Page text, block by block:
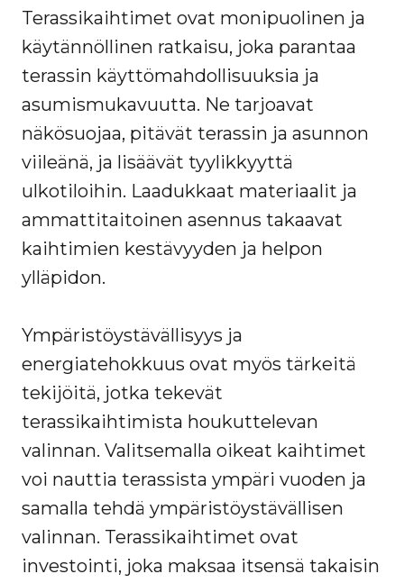
Terassikaihtimet ovat monipuolinen ja
käytännöllinen ratkaisu, joka parantaa
terassin käyttömahdollisuuksia ja
asumismukavuutta. Ne tarjoavat
näkösuojaa, pitävät terassin ja asunnon
viileänä, ja lisäävät tyylikkyyttä
ulkotiloihin. Laadukkaat materiaalit ja
ammattitaitoinen asennus takaavat
kaihtimien kestävyyden ja helpon
ylläpidon.
Ympäristöystävällisyys ja
energiatehokkuus ovat myös tärkeitä
tekijöitä, jotka tekevät
terassikaihtimista houkuttelevan
valinnan. Valitsemalla oikeat kaihtimet
voi nauttia terassista ympäri vuoden ja
samalla tehdä ympäristöystävällisen
valinnan. Terassikaihtimet ovat
investointi, joka maksaa itsensä takaisin